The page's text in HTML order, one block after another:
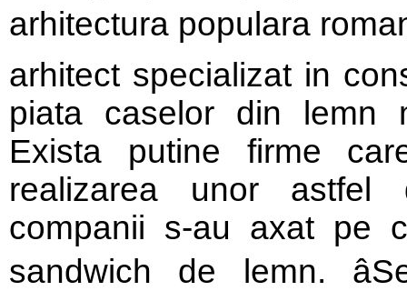
arhitectura populara
arhitect specializat in
piata caselor din lemn
Exista putine firme
realizarea unor astfel
companii s-au axat pe
sandwich de lemn.